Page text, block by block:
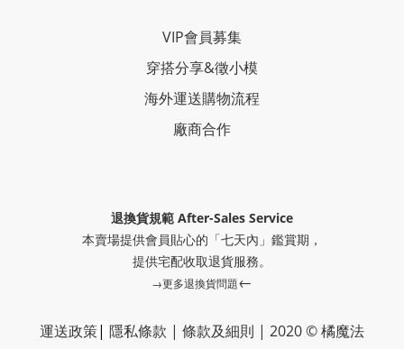
VIP會員募集
穿搭分享&徵小模
海外運送購物流程
廠商合作
退換貨規範 After-Sales Service
本賣場提供會員貼心的「七天內」鑑賞期，
提供宅配收取退貨服務。
→更多退換貨問題←
運送政策| 隱私條款 | 條款及細則 | 2020 © 橘魔法